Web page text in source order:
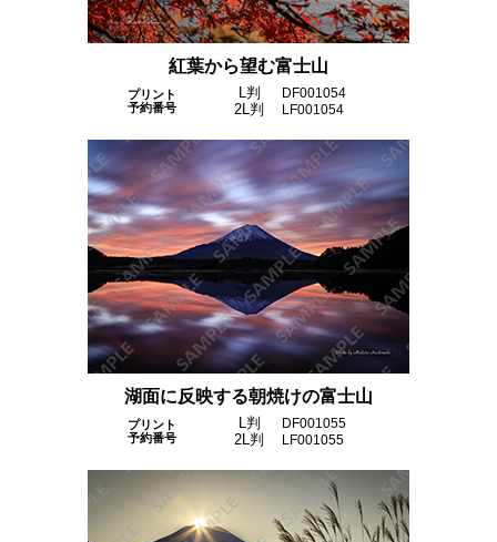
紅葉から望む富士山
プリント
予約番号
L判 DF001054
2L判 LF001054
湖面に反映する朝焼けの富士山
プリント
予約番号
L判 DF001055
2L判 LF001055